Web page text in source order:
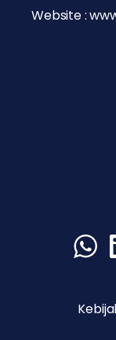
Website :